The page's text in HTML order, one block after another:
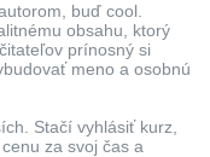
buď cool.
obsahu, ktorý
prínosný si
meno a osobnú
Stačí vyhlásiť kurz,
za svoj čas a